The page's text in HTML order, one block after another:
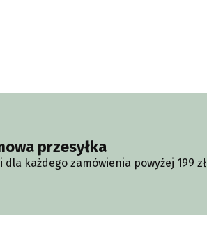
przesyłka
każdego zamówienia powyżej 199 zł